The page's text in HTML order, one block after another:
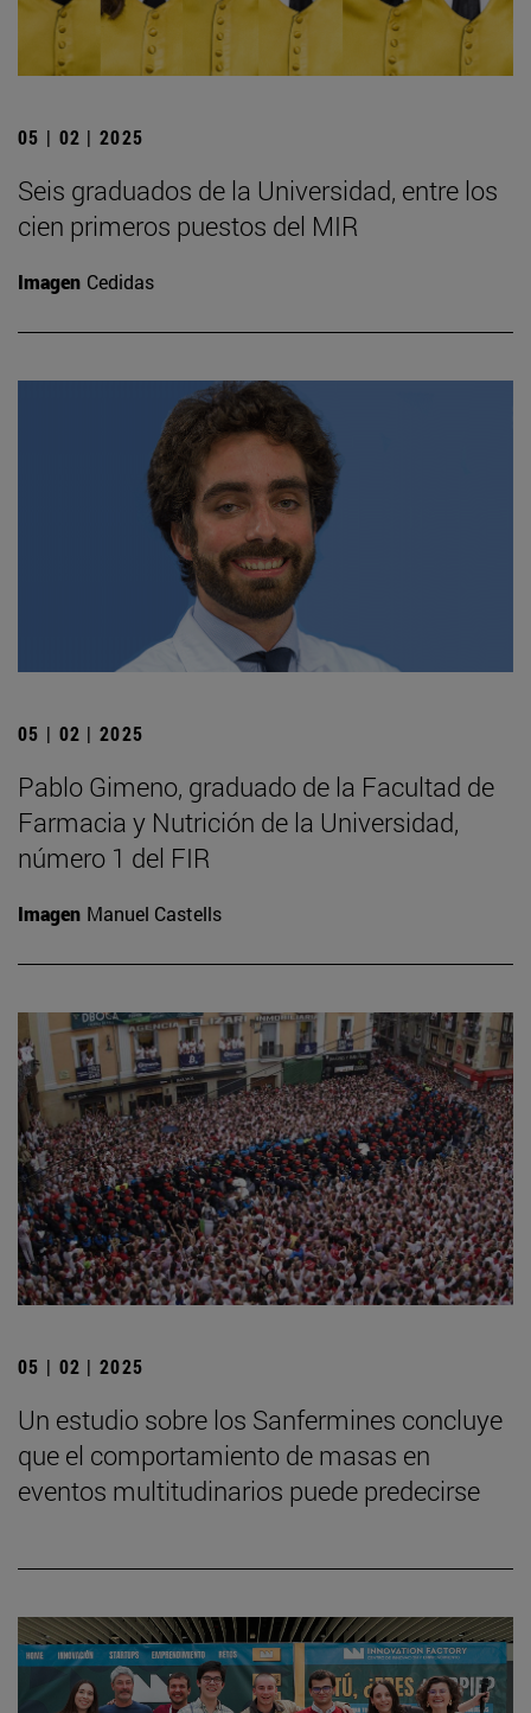
05 | 02 | 2025
Seis graduados de la Universidad, entre los
cien primeros puestos del MIR
Imagen Cedidas
05 | 02 | 2025
Pablo Gimeno, graduado de la Facultad de
Farmacia y Nutrición de la Universidad,
número 1 del FIR
Imagen Manuel Castells
05 | 02 | 2025
Un estudio sobre los Sanfermines concluye
que el comportamiento de masas en
eventos multitudinarios puede predecirse